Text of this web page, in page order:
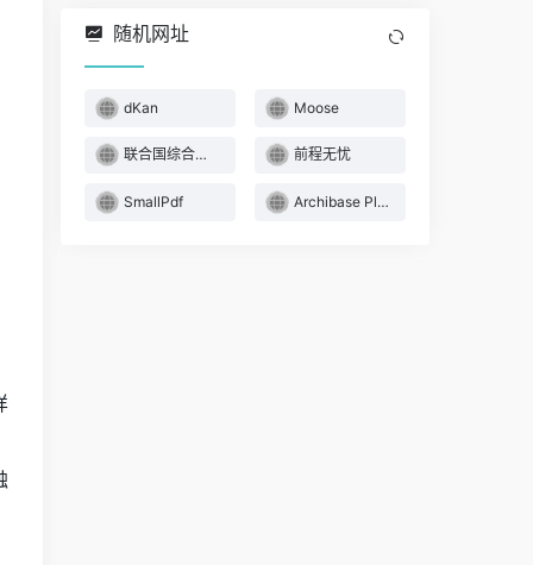
随机网址
dKan Moose
联合国综合数据库 前程无忧
SmallPdf Archibase Planet